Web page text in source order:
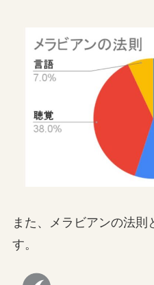
また、メラビアンの法則
す。